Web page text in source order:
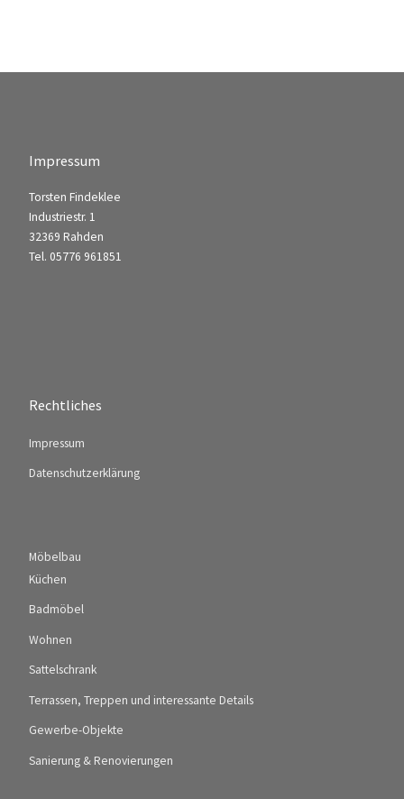
Impressum
Torsten Findeklee
Industriestr. 1
32369 Rahden
Tel. 05776 961851
Rechtliches
Impressum
Datenschutzerklärung
Möbelbau
Küchen
Badmöbel
Wohnen
Sattelschrank
Terrassen, Treppen und interessante Details
Gewerbe-Objekte
Sanierung & Renovierungen